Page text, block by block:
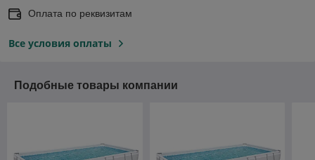
Оплата по реквизитам
Все условия оплаты
Подобные товары компании